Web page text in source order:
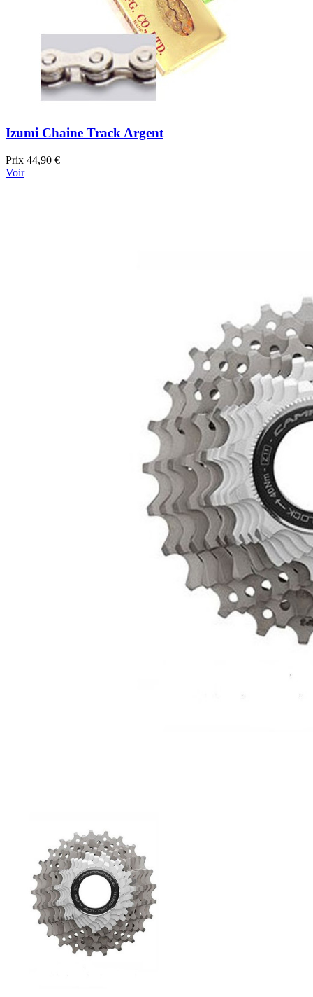
Izumi Chaine Track Argent
Prix 44,90 €
Voir